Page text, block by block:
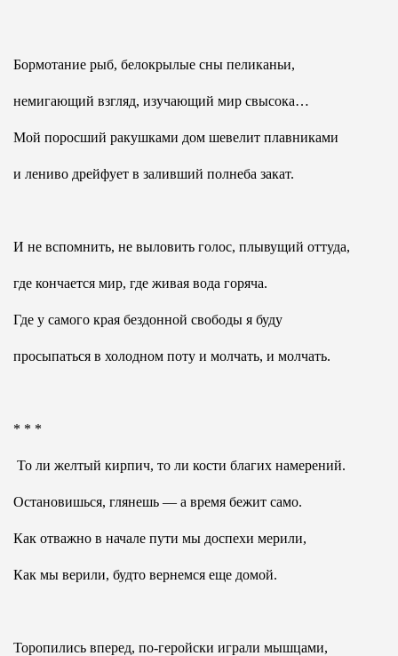
Бормотание рыб, белокрылые сны пеликаньи,
немигающий взгляд, изучающий мир свысока…
Мой поросший ракушками дом шевелит плавниками
и лениво дрейфует в заливший полнеба закат.
И не вспомнить, не выловить голос, плывущий оттуда,
где кончается мир, где живая вода горяча.
Где у самого края бездонной свободы я буду
просыпаться в холодном поту и молчать, и молчать.
* * *
То ли желтый кирпич, то ли кости благих намерений.
Остановишься, глянешь — а время бежит само.
Как отважно в начале пути мы доспехи мерили,
Как мы верили, будто вернемся еще домой.
Торопились вперед, по-геройски играли мышцами,